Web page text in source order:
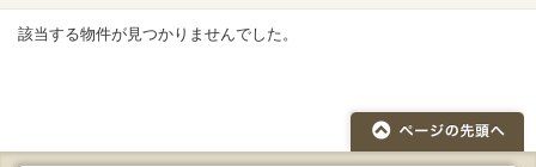
該当する物件が見つかりませんでした。